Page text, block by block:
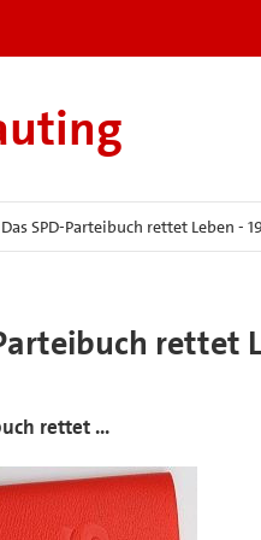
Das SPD-Parteibuch rettet Leben -
rettet
rettet ...